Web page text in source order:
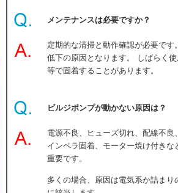
メンテナンスは必要ですか？
定期的な清掃と動作確認が必要で
低下の原因となります。 しばらく
等で固着することがあります。
ビルジポンプが動かない原因は？
電源不良、ヒューズ切れ、配線不
インペラ固着、モーター焼け付き
重要です。
多くの場合、原因は電気系か詰ま